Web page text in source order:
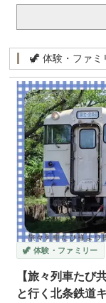
🦖 体験・ファ
🦖 体験・ファミリー
【旅々列車たび
と行く北条鉄道